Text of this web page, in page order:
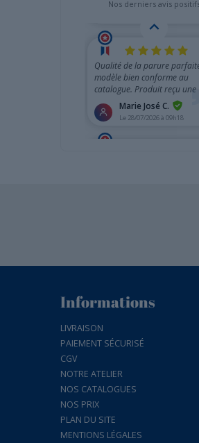
Informations
LIVRAISON
PAIEMENT SÉCURISÉ
CGV
NOTRE ATELIER
NOS CATALOGUES
NOS PRIX
PLAN DU SITE
MENTIONS LÉGALES